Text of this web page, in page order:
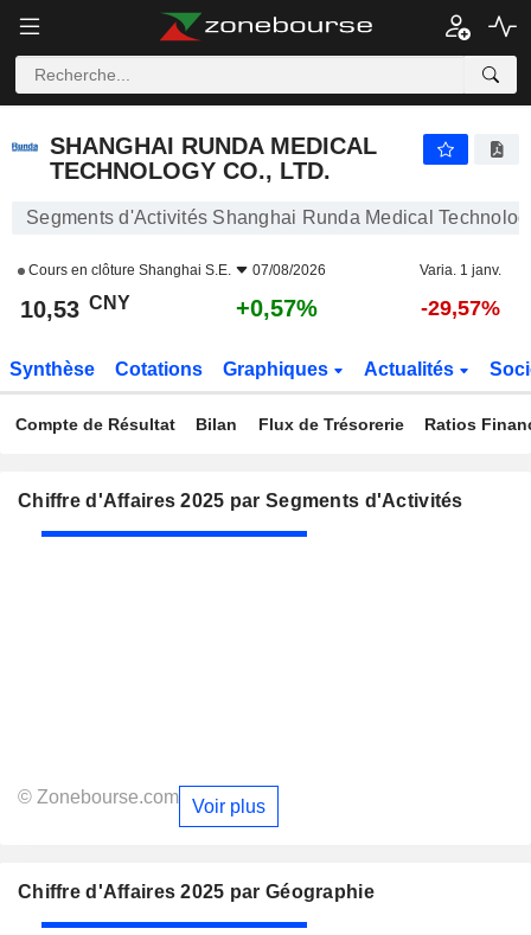
SHANGHAI RUNDA MEDICAL
TECHNOLOGY CO., LTD.
Segments d'Activités Shanghai Runda Medical
Cours en clôture Shanghai S.E. 07/08/2026 Varia. 1 janv.
10,53 CNY +0,57% -29,57%
Synthèse Cotations Graphiques Actualités
Compte de Résultat Bilan Flux de Trésorerie Ratios
Chiffre d'Affaires 2025 par Segments d'Activités
© Zonebourse.com Voir plus
Chiffre d'Affaires 2025 par Géographie